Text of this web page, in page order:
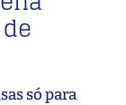
só para